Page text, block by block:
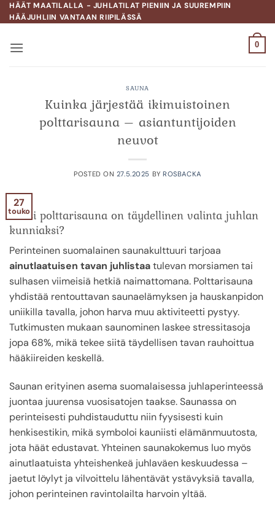
Skip
to
HÄÄT MAATILALLA - JUHLATILAT PIENIIN JA SUUREMPIIN
HÄÄJUHLIIN VANTAAN RIIPILÄSSÄ
0
SAUNA
Kuinka järjestää ikimuistoinen
polttarisauna – asiantuntijoiden
neuvot
POSTED ON 27.5.2025 BYROSBACKA
27
touko
Miksi polttarisauna on täydellinen valinta juhlan
kunniaksi?
Perinteinen suomalainen saunakulttuuri tarjoaa
ainutlaatuisen tavan juhlistaatulevan morsiamen tai
sulhasen viimeisiä hetkiä naimattomana. Polttarisauna
yhdistää rentouttavan saunaelämyksen ja hauskanpidon
uniikilla tavalla, johon harva muu aktiviteetti pystyy.
Tutkimusten mukaan saunominen laskee stressitasoja
jopa 68%, mikä tekee siitä täydellisen tavan rauhoittua
hääkiireiden keskellä.
Saunan erityinen asema suomalaisessa juhlaperinteessä
juontaa juurensa vuosisatojen taakse. Saunassa on
perinteisesti puhdistauduttu niin fyysisesti kuin
henkisestikin, mikä symboloi kauniisti elämänmuutosta,
jota häät edustavat. Yhteinen saunakokemus luo myös
ainutlaatuista yhteishenkeä juhlaväen keskuudessa –
jaetut löylyt ja vilvoittelu lähentävät ystävyksiä tavalla,
johon perinteinen ravintolailta harvoin yltää.